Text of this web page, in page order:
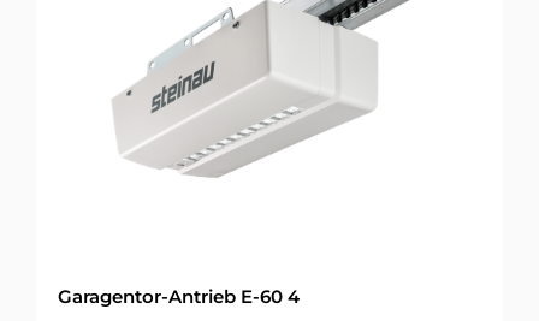
Garagentor-Antrieb E-60 4